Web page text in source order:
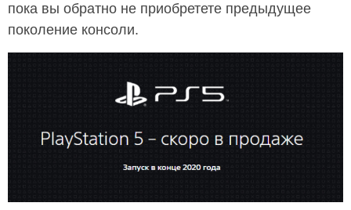
пока вы обратно не приобретете предыдущее
поколение консоли.